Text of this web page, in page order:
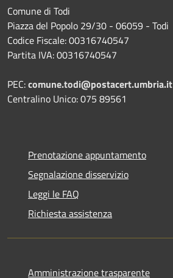
Comune di Todi
Piazza del Popolo 29/30 - 06059 - Todi
Codice Fiscale: 00316740547
Partita IVA: 00316740547
PEC:comune.todi@postacert.umbria.it
Centralino Unico: 075 89561
Prenotazione appuntamento
Segnalazione disservizio
Leggi le FAQ
Richiesta assistenza
Amministrazione trasparente